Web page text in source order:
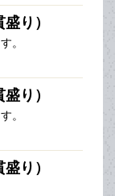
り）
。
り）
。
り）